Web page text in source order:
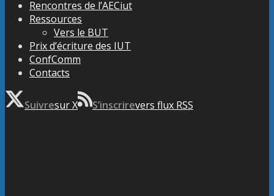
Rencontres de l’AECiut
Ressources
Vers le BUT
Prix d’écriture des IUT
ConfComm
Contacts
Suivresur X S’inscrirevers flux RSS